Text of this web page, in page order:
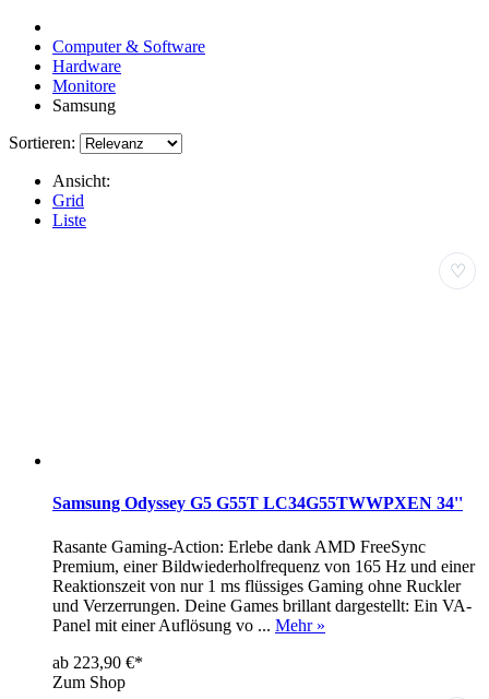
Computer & Software
Hardware
Monitore
Samsung
Sortieren:
Ansicht:
Grid
Liste
♡
Samsung Odyssey G5 G55T LC34G55TWWPXEN 34''
Rasante Gaming-Action: Erlebe dank AMD FreeSync
Premium, einer Bildwiederholfrequenz von 165 Hz und einer
Reaktionszeit von nur 1 ms flüssiges Gaming ohne Ruckler
und Verzerrungen. Deine Games brillant dargestellt: Ein VA-
Panel mit einer Auflösung vo ... Mehr »
ab 223,90 €*
Zum Shop